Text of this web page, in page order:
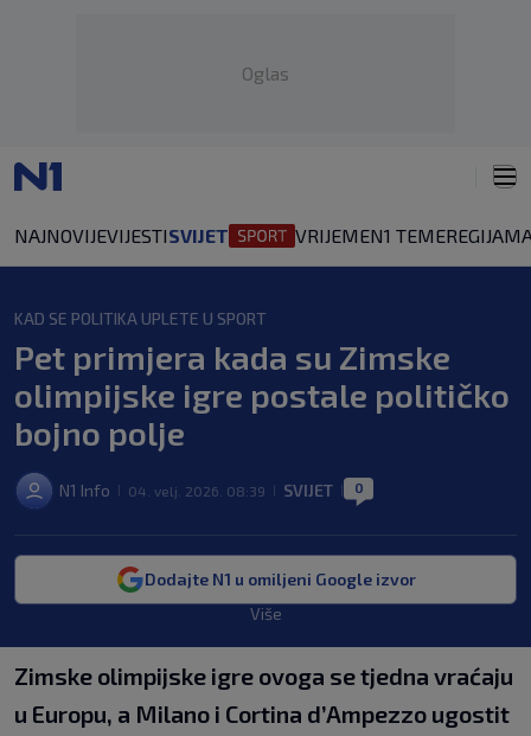
Oglas
NAJNOVIJEVIJESTISVIJET VRIJEMEN1 TEMEREGIJA
KAD SE POLITIKA UPLETE U SPORT
Pet primjera kada su Zimske
olimpijske igre postale političko
bojno polje
N1 Info 04. velj. 2026. 08:39 SVIJET 0
Dodajte N1 u omiljeni Google izvor
Više
Zimske olimpijske igre ovoga se tjedna vraćaju
u Europu, a Milano i Cortina d’Ampezzo ugostit